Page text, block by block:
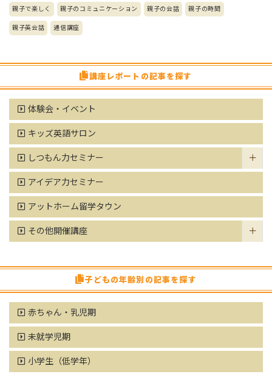
親子で楽しく 親子のコミュニケーション 親子の会話 親子の時間
親子英会話 通信講座
講座レポートの記事を探す
体験会・イベント
キッズ英語サロン
しつもん力セミナー
アイデア力セミナー
アットホーム留学タウン
その他開催講座
子どもの年齢別の記事を探す
赤ちゃん・乳児期
未就学児期
小学生（低学年）